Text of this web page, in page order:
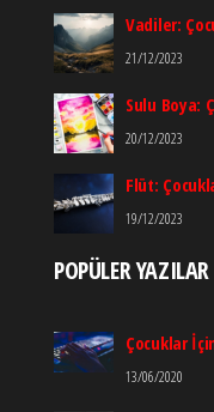
Vadiler:
21/12/2023
Sulu Boya:
20/12/2023
Flüt:
19/12/2023
POPÜLER YAZILAR
Çocuklar
13/06/2020